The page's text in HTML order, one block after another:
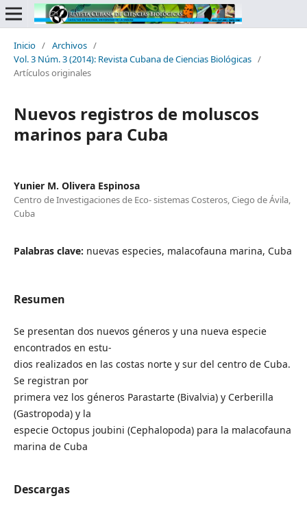
Inicio / Archivos /
Vol. 3 Núm. 3 (2014): Revista Cubana de Ciencias Biológicas /
Artículos originales
Nuevos registros de moluscos
marinos para Cuba
Yunier M. Olivera Espinosa
Centro de Investigaciones de Eco- sistemas Costeros, Ciego de Ávila,
Cuba
Palabras clave: nuevas especies, malacofauna marina, Cuba
Resumen
Se presentan dos nuevos géneros y una nueva especie
encontrados en estu-
dios realizados en las costas norte y sur del centro de Cuba.
Se registran por
primera vez los géneros Parastarte (Bivalvia) y Cerberilla
(Gastropoda) y la
especie Octopus joubini (Cephalopoda) para la malacofauna
marina de Cuba
Descargas